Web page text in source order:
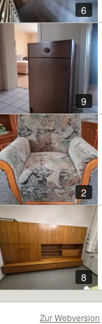
6
9
2
8
Zur Webversion